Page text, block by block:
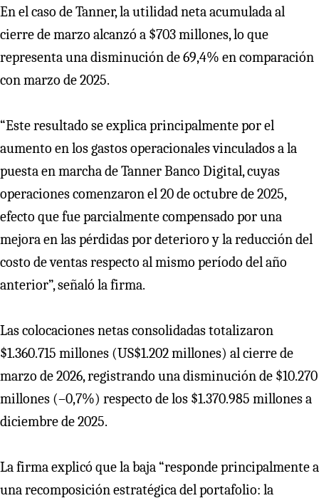
En el caso de Tanner, la utilidad neta acumulada al
cierre de marzo alcanzó a $703 millones, lo que
representa una disminución de 69,4% en comparación
con marzo de 2025.
“Este resultado se explica principalmente por el
aumento en los gastos operacionales vinculados a la
puesta en marcha de Tanner Banco Digital, cuyas
operaciones comenzaron el 20 de octubre de 2025,
efecto que fue parcialmente compensado por una
mejora en las pérdidas por deterioro y la reducción del
costo de ventas respecto al mismo período del año
anterior”, señaló la firma.
Las colocaciones netas consolidadas totalizaron
$1.360.715 millones (US$1.202 millones) al cierre de
marzo de 2026, registrando una disminución de $10.270
millones (–0,7%) respecto de los $1.370.985 millones a
diciembre de 2025.
La firma explicó que la baja “responde principalmente a
una recomposición estratégica del portafolio: la